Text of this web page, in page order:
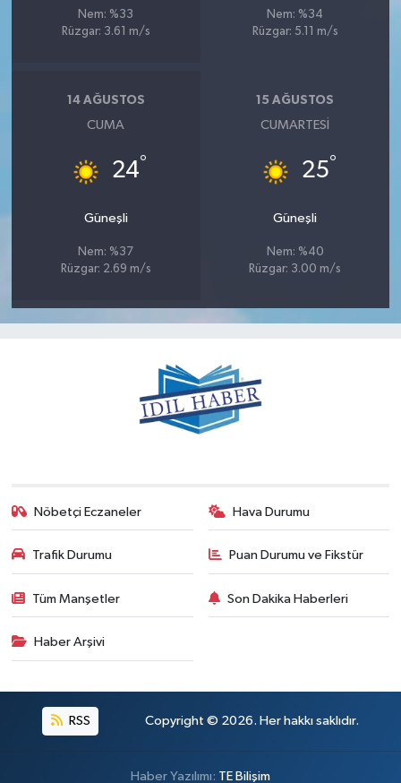
Nem: %33
Rüzgar: 3.61 m/s
Nem: %34
Rüzgar: 5.11 m/s
14 AĞUSTOS
CUMA
24°
Güneşli
Nem: %37
Rüzgar: 2.69 m/s
15 AĞUSTOS
CUMARTESI
25°
Güneşli
Nem: %40
Rüzgar: 3.00 m/s
Nöbetçi Eczaneler Hava Durumu
Trafik Durumu Puan Durumu ve Fikstür
Tüm Manşetler Son Dakika Haberleri
Haber Arşivi
RSS Copyright © 2026. Her hakkı saklıdır.
Haber Yazılımı: TE Bilişim